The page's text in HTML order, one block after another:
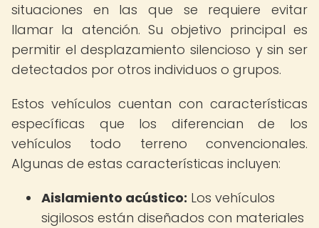
situaciones en las que se requiere evitar
llamar la atención. Su objetivo principal es
permitir el desplazamiento silencioso y sin ser
detectados por otros individuos o grupos.
Estos vehículos cuentan con características
específicas que los diferencian de los
vehículos todo terreno convencionales.
Algunas de estas características incluyen:
Aislamiento acústico: Los vehículos
sigilosos están diseñados con materiales